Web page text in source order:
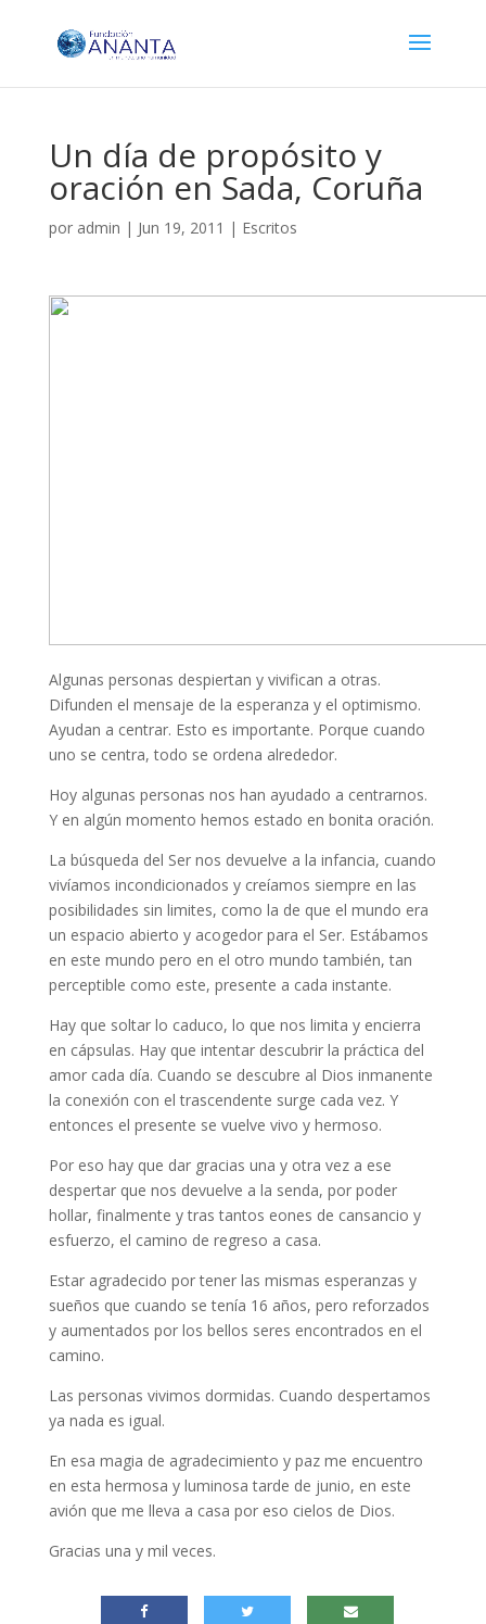
Un día de propósito y
oración en Sada, Coruña
por admin | Jun 19, 2011 | Escritos
Algunas personas despiertan y vivifican a otras.
Difunden el mensaje de la esperanza y el optimismo.
Ayudan a centrar. Esto es importante. Porque cuando
uno se centra, todo se ordena alrededor.
Hoy algunas personas nos han ayudado a centrarnos.
Y en algún momento hemos estado en bonita oración.
La búsqueda del Ser nos devuelve a la infancia, cuando
vivíamos incondicionados y creíamos siempre en las
posibilidades sin limites, como la de que el mundo era
un espacio abierto y acogedor para el Ser. Estábamos
en este mundo pero en el otro mundo también, tan
perceptible como este, presente a cada instante.
Hay que soltar lo caduco, lo que nos limita y encierra
en cápsulas. Hay que intentar descubrir la práctica del
amor cada día. Cuando se descubre al Dios inmanente
la conexión con el trascendente surge cada vez. Y
entonces el presente se vuelve vivo y hermoso.
Por eso hay que dar gracias una y otra vez a ese
despertar que nos devuelve a la senda, por poder
hollar, finalmente y tras tantos eones de cansancio y
esfuerzo, el camino de regreso a casa.
Estar agradecido por tener las mismas esperanzas y
sueños que cuando se tenía 16 años, pero reforzados
y aumentados por los bellos seres encontrados en el
camino.
Las personas vivimos dormidas. Cuando despertamos
ya nada es igual.
En esa magia de agradecimiento y paz me encuentro
en esta hermosa y luminosa tarde de junio, en este
avión que me lleva a casa por eso cielos de Dios.
Gracias una y mil veces.